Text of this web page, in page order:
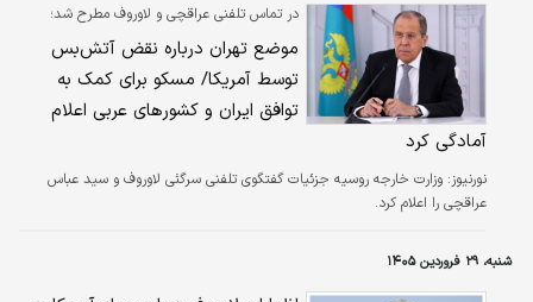
در تماس تلفنی عراقچی و لاوروف مطرح شد؛
موضع تهران درباره نقض آتش‌بس
توسط آمریکا/ مسکو برای کمک به
توافق ایران و کشورهای عربی اعلام
آمادگی کرد
نورنیوز: وزارت خارجه روسیه جزئیات گفتگوی تلفنی سرگئی لاوروف و سید عباس
عراقچی را اعلام کرد.
شنبه، ۲۹ فروردین ۱۴۰۵